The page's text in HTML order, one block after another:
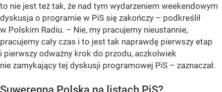
to nie jest też tak, że nad tym wydarzeniem weekendowym
dyskusja o programie w PiS się zakończy – podkreślił
w Polskim Radiu. – Nie, my pracujemy nieustannie,
pracujemy cały czas i to jest tak naprawdę pierwszy etap
i pierwszy odważny krok do przodu, aczkolwiek
nie zamykający tej dyskusji programowej PiS – zaznaczał.